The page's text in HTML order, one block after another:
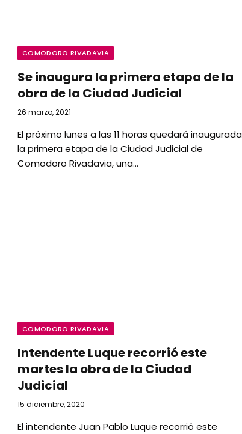
COMODORO RIVADAVIA
Se inaugura la primera etapa de la
obra de la Ciudad Judicial
26 marzo, 2021
El próximo lunes a las 11 horas quedará inaugurada
la primera etapa de la Ciudad Judicial de
Comodoro Rivadavia, una…
COMODORO RIVADAVIA
Intendente Luque recorrió este
martes la obra de la Ciudad
Judicial
15 diciembre, 2020
El intendente Juan Pablo Luque recorrió este